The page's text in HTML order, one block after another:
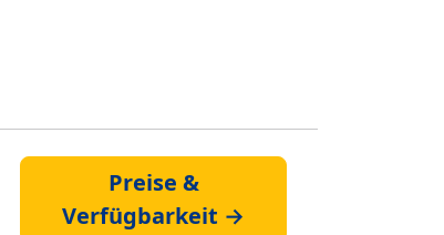
Preise &
Verfügbarkeit →